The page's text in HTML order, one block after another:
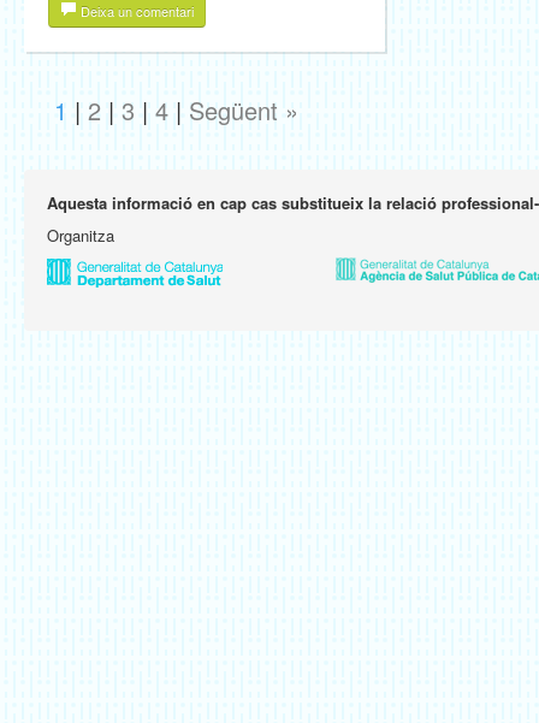
Deixa un comentari
1 | 2 | 3 | 4 | Següent »
Aquesta informació en cap cas substitueix la relació
Organitza